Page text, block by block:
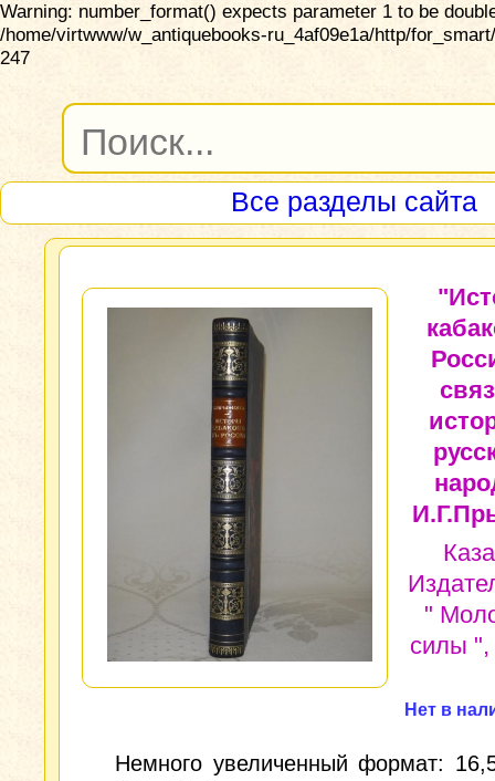
Warning: number_format() expects parameter 1 to be
/home/virtwww/w_antiquebooks-ru_4af09e1a/http/
247
Все разделы сайта
"
силы ",
Нет в
Немного увеличенный формат: